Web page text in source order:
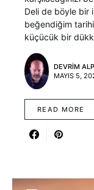
Deli de böyle bir
beğendiğim tarihi
küçücük bir
DEVRIM
MAYIS 5,
READ MORE